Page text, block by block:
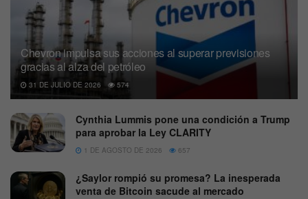
Chevron impulsa sus acciones al superar previsiones
gracias al alza del petróleo
31 DE JULIO DE 2026 574
Cynthia Lummis pone una condición a Trump
para aprobar la Ley CLARITY
1 DE AGOSTO DE 2026 657
¿Saylor rompió su promesa? La inesperada
venta de Bitcoin sacude al mercado